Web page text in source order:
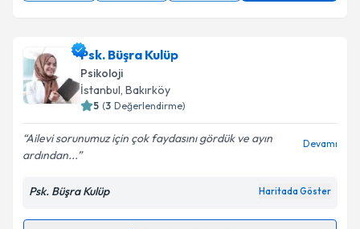
Psk. Büşra Kulüp
Psikoloji
İstanbul, Bakırköy
5 (3 Değerlendirme)
Ailevi sorunumuz için çok faydasını gördük ve ayın
ardından...
Devamı
Psk. Büşra Kulüp Haritada Göster